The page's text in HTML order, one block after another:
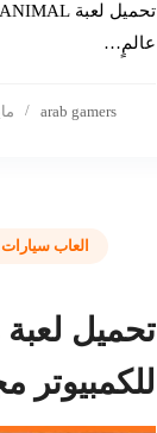
عالمٍ…
arab gamers مايو
العاب سيارات
للكمبيوتر